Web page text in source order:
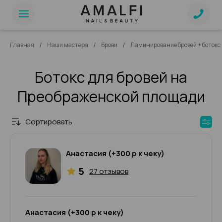
Главная / Наши мастера / Брови / Ламинирование бровей +
Ботокс для бровей на
Преображенской площади
Сортировать
Анастасия (+300 р к чеку)
5 27 отзывов
Анастасия (+300 р к чеку)